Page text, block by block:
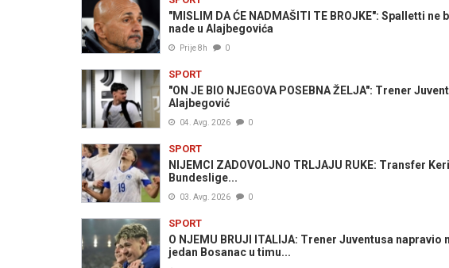
"MISLIM DA ĆE NADMAŠITI TE BROJKE": Spalletti
nade u Alajbegovića
Prije 8h 0
SPORT
"ON JE BIO NJEGOVA POSEBNA ŽELJA": Trener
Alajbegović
04. Avg. 2026 0
SPORT
NIJEMCI ZADOVOLJNO TRLJAJU RUKE: Transfer
Bundeslige...
03. Avg. 2026 0
SPORT
O NJEMU BRUJI ITALIJA: Trener Juventusa
jedan Bosanac u timu...